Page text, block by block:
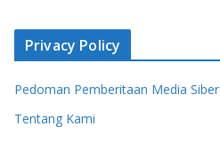
Privacy Policy
Pedoman Pemberitaan Media Siber
Tentang Kami